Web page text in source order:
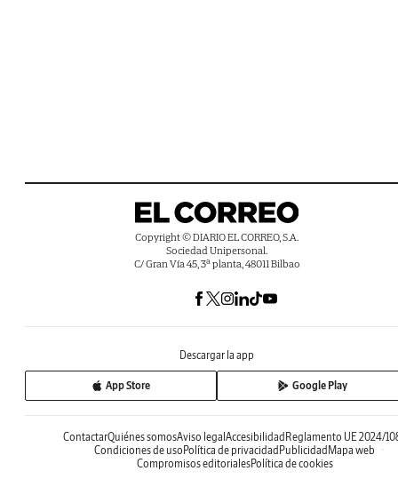
Copyright © DIARIO EL CORREO, S.A.
Sociedad Unipersonal.
C/ Gran Vía 45, 3ª planta, 48011 Bilbao
Descargar la app
App Store Google Play
ContactarQuiénes somosAviso legalAccesibilidadReglamento UE 2024/
Condiciones de usoPolítica de privacidadPublicidadMapa web
Compromisos editorialesPolítica de cookies